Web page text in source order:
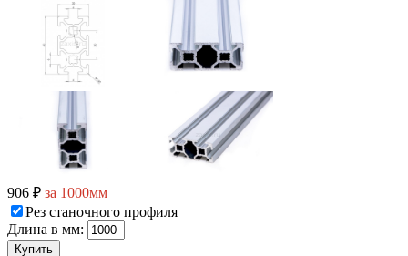
906 ₽ за 1000мм
Рез станочного профиля
Длина в мм: